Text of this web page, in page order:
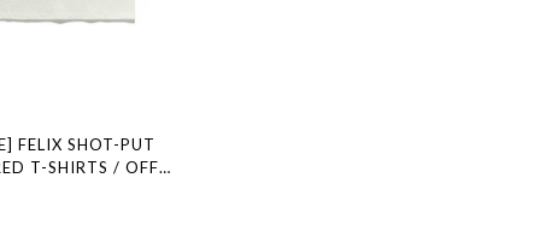
FELIX SHOT-PUT
T-SHIRTS / OFF
代行 通販 イーストローグ